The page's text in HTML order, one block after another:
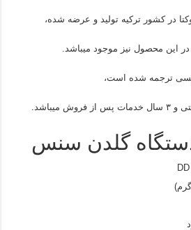
در کشور ترکیه تولید و عرضه شده،
این محصول نیز موجود میباشد.
ترجمه شده است،
گلدن سنس